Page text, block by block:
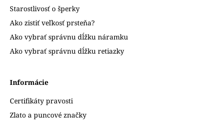
Starostlivosť o šperky
Ako zistiť veľkosť prsteňa?
Ako vybrať správnu dĺžku náramku
Ako vybrať správnu dĺžku retiazky
Informácie
Certifikáty pravosti
Zlato a puncové značky